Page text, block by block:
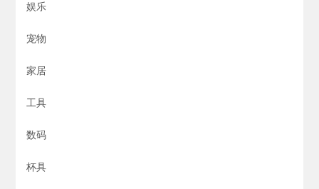
娱乐
宠物
家居
工具
数码
杯具